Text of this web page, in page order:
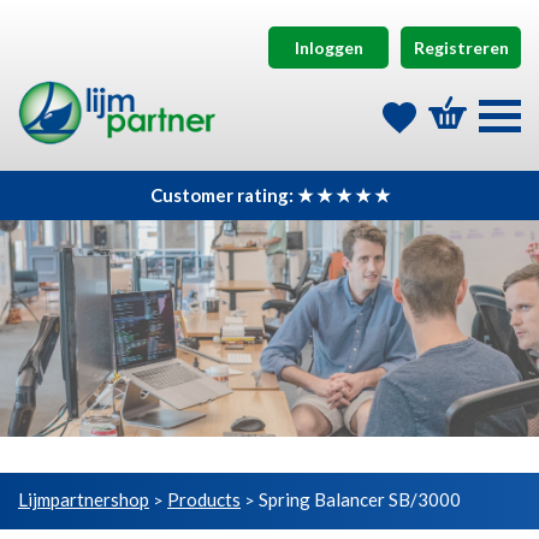
Inloggen Registreren
Customer rating: ★ ★ ★ ★ ★
Lijmpartnershop > Products > Spring Balancer SB/3000